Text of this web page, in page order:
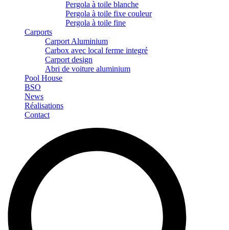
Pergola à toile blanche
Pergola à toile fixe couleur
Pergola à toile fine
Carports
Carport Aluminium
Carbox avec local ferme integré
Carport design
Abri de voiture aluminium
Pool House
BSO
News
Réalisations
Contact